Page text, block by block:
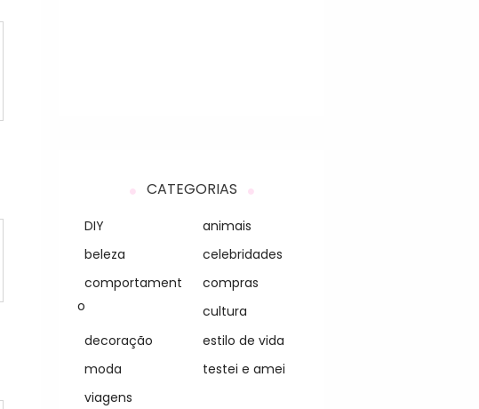
CATEGORIAS
DIY
animais
beleza
celebridades
comportament
o
compras
cultura
decoração
estilo de vida
moda
testei e amei
viagens